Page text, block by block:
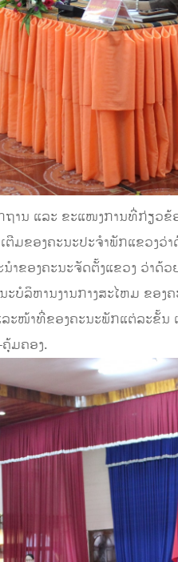
ແລະ ຂະແໜງການທີ່ກ່ຽວຂ້ອ
ມຂອງຄະນະປະຈໍາພັກແຂວງ
າຂອງຄະນະຈັດຕັ້ງແຂວງ ວ່າດ້
ບໍລິຫານງານກາງສະໄຫມ ຂອ
ະໜ້າທີ່ຂອງຄະນະພັກແຕ່ລະຂັ້
-ຄຸ້ມຄອງ.